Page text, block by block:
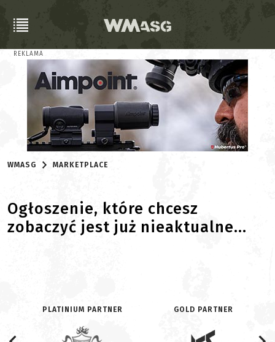
REKLAMA
WMASG MARKETPLACE
Ogłoszenie, które chcesz
zobaczyć jest już nieaktualne...
PLATINIUM PARTNER GOLD PARTNER